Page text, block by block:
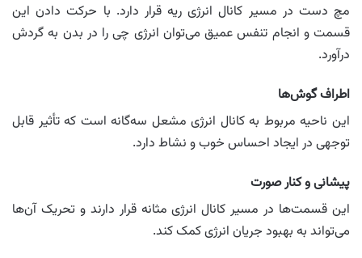
مچ دست در مسیر کانال انرژی ریه قرار دارد. با حرکت دادن این
قسمت و انجام تنفس عمیق می‌توان انرژی چی را در بدن به گردش
درآورد.
اطراف گوش‌ها
این ناحیه مربوط به کانال انرژی مشعل سه‌گانه است که تأثیر قابل
توجهی در ایجاد احساس خوب و نشاط دارد.
پیشانی و کنار صورت
این قسمت‌ها در مسیر کانال انرژی مثانه قرار دارند و تحریک آن‌ها
می‌تواند به بهبود جریان انرژی کمک کند.